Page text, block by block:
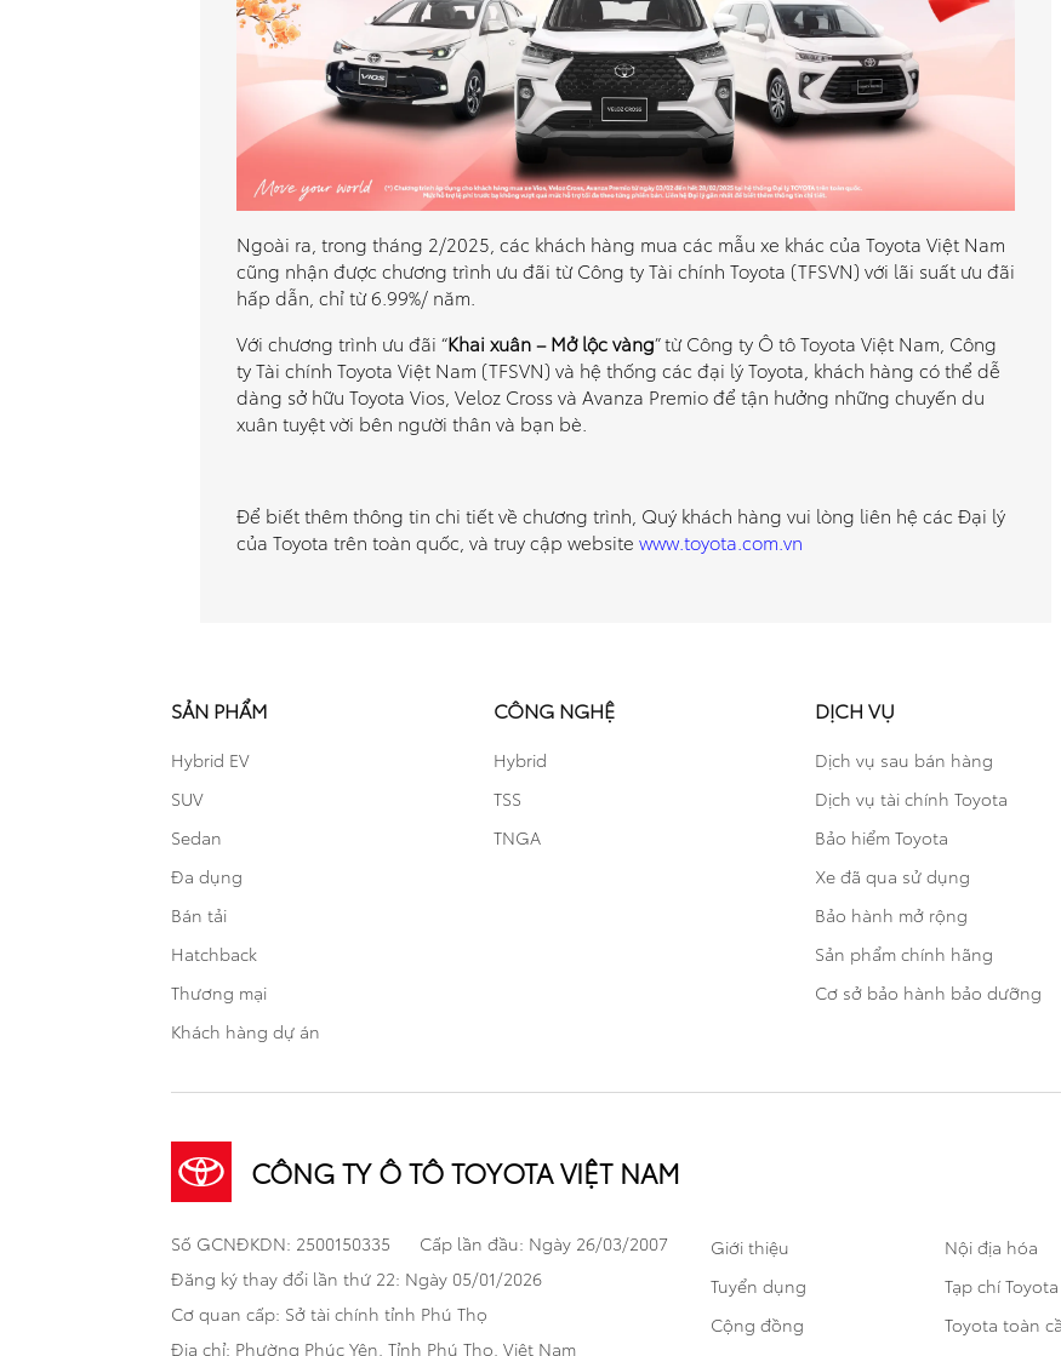
Ngoài ra, trong tháng 2/2025, các khách hàng mua các mẫu xe khác của Toyota Việt Nam
cũng nhận được chương trình ưu đãi từ Công ty Tài chính Toyota (TFSVN) với lãi suất ưu đãi
hấp dẫn, chỉ từ 6.99%/ năm.
Với chương trình ưu đãi “Khai xuân – Mở lộc vàng” từ Công ty Ô tô Toyota Việt Nam, Công
ty Tài chính Toyota Việt Nam (TFSVN) và hệ thống các đại lý Toyota, khách hàng có thể dễ
dàng sở hữu Toyota Vios, Veloz Cross và Avanza Premio để tận hưởng những chuyến du
xuân tuyệt vời bên người thân và bạn bè.
Để biết thêm thông tin chi tiết về chương trình, Quý khách hàng vui lòng liên hệ các Đại lý
của Toyota trên toàn quốc, và truy cập website www.toyota.com.vn
SẢN PHẨM
Hybrid EV
SUV
Sedan
Đa dụng
Bán tải
Hatchback
Thương mại
Khách hàng dự án
CÔNG NGHỆ
Hybrid
TSS
TNGA
DỊCH VỤ
Dịch vụ sau bán hàng
Dịch vụ tài chính Toyota
Bảo hiểm Toyota
Xe đã qua sử dụng
Bảo hành mở rộng
Sản phẩm chính hãng
Cơ sở bảo hành bảo dưỡng
CÔNG TY Ô TÔ TOYOTA VIỆT NAM
Số GCNĐKDN: 2500150335
Cấp lần đầu: Ngày 26/03/2007
Đăng ký thay đổi lần thứ 22: Ngày 05/01/2026
Cơ quan cấp: Sở tài chính tỉnh Phú Thọ
Địa chỉ: Phường Phúc Yên, Tỉnh Phú Thọ, Việt Nam
Giới thiệu Nội địa hóa
Tuyển dụng
Tạp chí Toyota
Cộng đồng
Toyota toàn